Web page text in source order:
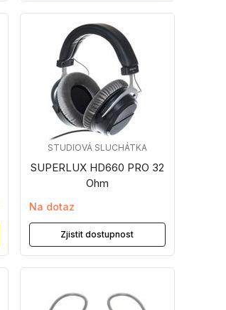
SUPERLUX HD660 PRO 32
Ohm
STUDIOVÁ SLUCHÁTKA
Na dotaz
Zjistit dostupnost